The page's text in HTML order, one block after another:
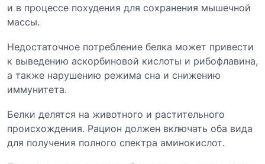
и в процессе похудения для сохранения мышечной
массы.
Недостаточное потребление белка может привести
к выведению аскорбиновой кислоты и рибофлавина,
а также нарушению режима сна и снижению
иммунитета.
Белки делятся на животного и растительного
происхождения. Рацион должен включать оба вида
для получения полного спектра аминокислот.